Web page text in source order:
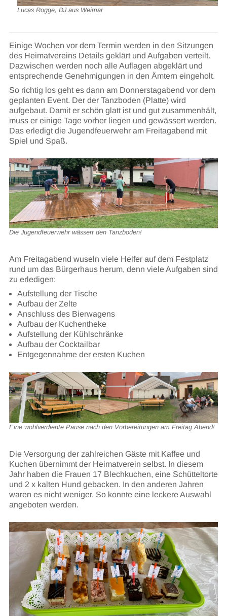
Lucas Rogge, DJ aus Weimar
Einige Wochen vor dem Termin werden in den Sitzungen
des Heimatvereins Details geklärt und Aufgaben verteilt.
Dazwischen werden noch alle Auflagen abgeklärt und
entsprechende Genehmigungen in den Ämtern eingeholt.
So richtig los geht es dann am Donnerstagabend vor dem
geplanten Event. Der der Tanzboden (Platte) wird
aufgebaut. Damit er schön glatt ist und gut zusammenhält,
muss er einige Tage vorher liegen und gewässert werden.
Das erledigt die Jugendfeuerwehr am Freitagabend mit
Spiel und Spaß.
Die Jugendfeuerwehr wässert den Tanzboden!
Am Freitagabend wuseln viele Helfer auf dem Festplatz
rund um das Bürgerhaus herum, denn viele Aufgaben sind
zu erledigen:
Aufstellung der Tische
Aufbau der Zelte
Anschluss des Bierwagens
Aufbau der Kuchentheke
Aufstellung der Kühlschränke
Aufbau der Cocktailbar
Entgegennahme der ersten Kuchen
Eine wohlverdiente Pause nach den Vorbereitungen am Freitag Abend!
Die Versorgung der zahlreichen Gäste mit Kaffee und
Kuchen übernimmt der Heimatverein selbst. In diesem
Jahr haben die Frauen 17 Blechkuchen, eine Schütteltorte
und 2 x kalten Hund gebacken. In den anderen Jahren
waren es nicht weniger. So konnte eine leckere Auswahl
angeboten werden.